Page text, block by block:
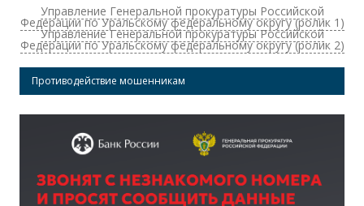
Управление Генеральной прокуратуры Российской
Федерации по Уральскому федеральному округу (ролик 1)
Управление Генеральной прокуратуры Российской
Федерации по Уральскому федеральному округу (ролик 2)
Противодействие мошенникам